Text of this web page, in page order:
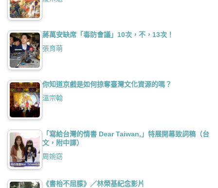
蔣萬安缺席「毒防會議」10次，不，13次！
張育萌
你知道京戲是如何掠奪臺灣文化資源的嗎？
溫宗翰
「寫給台灣的情書 Dear Taiwan,」特展開幕致詞稿（台
文，附中譯）
周婉窈
《書枱不屈膝》／林榮基紀念影片